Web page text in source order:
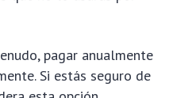
pagar anualmente
Si estás seguro de